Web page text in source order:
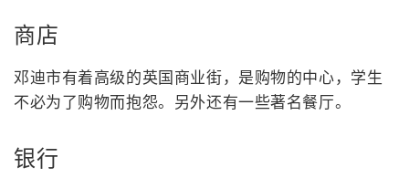
商店
邓迪市有着高级的英国商业街，是购物的中心，学生
不必为了购物而抱怨。另外还有一些著名餐厅。
银行